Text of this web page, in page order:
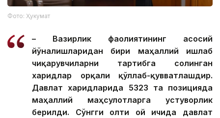
Фото: Ҳукумат
– Вазирлик фаолиятининг асосий
йўналишларидан бири маҳаллий ишлаб
чиқарувчиларни тартибга солинган
харидлар орқали қўллаб-қувватлашдир.
Давлат харидларида 5323 та позицияда
маҳаллий маҳсулотларга устуворлик
берилди. Сўнгги олти ой ичида давлат